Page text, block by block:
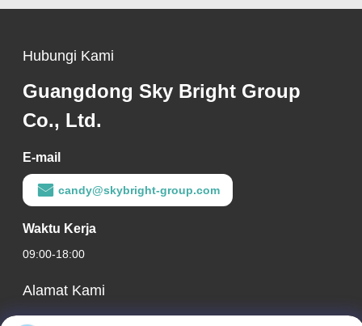
Hubungi Kami
Guangdong Sky Bright Group
Co., Ltd.
E-mail
candy@skybright-group.com
Waktu Kerja
09:00-18:00
Alamat Kami